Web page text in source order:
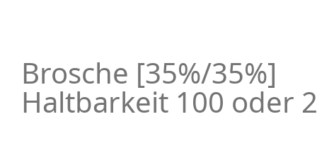
Brosche [35%/35%]
Haltbarkeit 100 oder